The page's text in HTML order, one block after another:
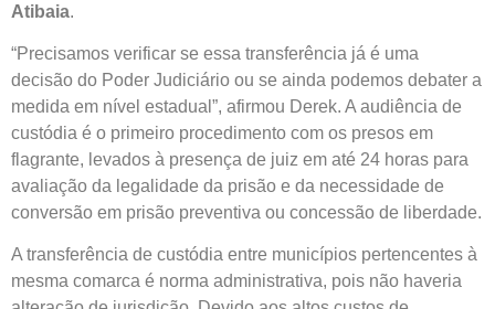
Atibaia.
“Precisamos verificar se essa transferência já é uma
decisão do Poder Judiciário ou se ainda podemos debater a
medida em nível estadual”, afirmou Derek. A audiência de
custódia é o primeiro procedimento com os presos em
flagrante, levados à presença de juiz em até 24 horas para
avaliação da legalidade da prisão e da necessidade de
conversão em prisão preventiva ou concessão de liberdade.
A transferência de custódia entre municípios pertencentes à
mesma comarca é norma administrativa, pois não haveria